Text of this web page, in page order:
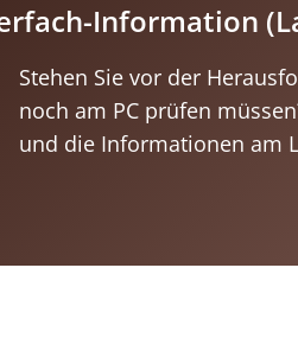
Information
Stehen Sie vor der
noch am PC prüfen
und die Informationen am